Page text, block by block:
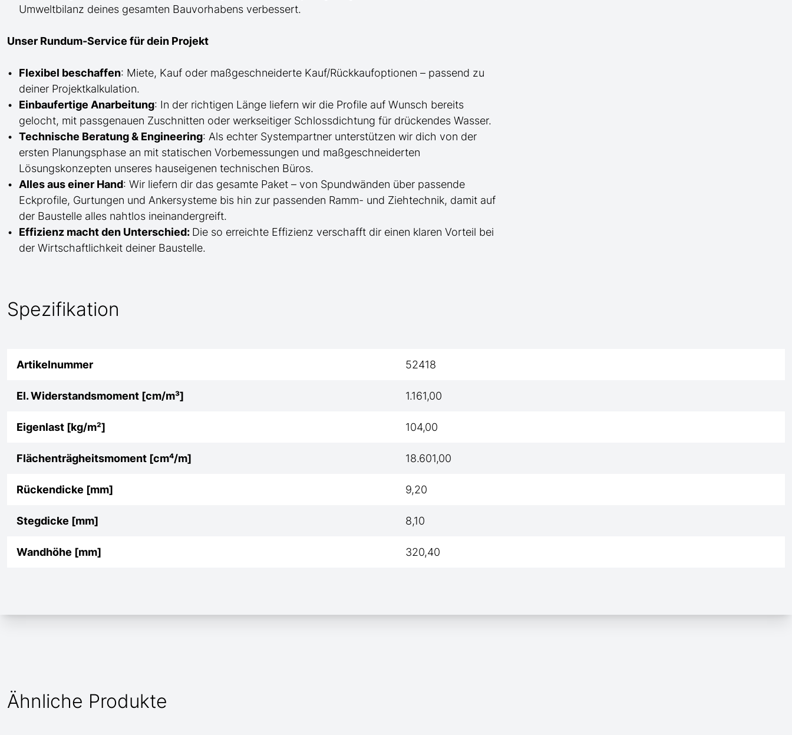
Umweltbilanz deines gesamten Bauvorhabens verbessert.
Unser Rundum-Service für dein Projekt
Flexibel beschaffen: Miete, Kauf oder maßgeschneiderte Kauf/Rückkaufoptionen – passend zu
deiner Projektkalkulation.
Einbaufertige Anarbeitung: In der richtigen Länge liefern wir die Profile auf Wunsch bereits
gelocht, mit passgenauen Zuschnitten oder werkseitiger Schlossdichtung für drückendes Wasser.
Technische Beratung & Engineering: Als echter Systempartner unterstützen wir dich von der
ersten Planungsphase an mit statischen Vorbemessungen und maßgeschneiderten
Lösungskonzepten unseres hauseigenen technischen Büros.
Alles aus einer Hand: Wir liefern dir das gesamte Paket – von Spundwänden über passende
Eckprofile, Gurtungen und Ankersysteme bis hin zur passenden Ramm- und Ziehtechnik, damit auf
der Baustelle alles nahtlos ineinandergreift.
Effizienz macht den Unterschied: Die so erreichte Effizienz verschafft dir einen klaren Vorteil bei
der Wirtschaftlichkeit deiner Baustelle.
Spezifikation
Artikelnummer 52418
El. Widerstandsmoment [cm/m³] 1.161,00
Eigenlast [kg/m²] 104,00
Flächenträgheitsmoment [cm⁴/m] 18.601,00
Rückendicke [mm] 9,20
Stegdicke [mm] 8,10
Wandhöhe [mm] 320,40
Ähnliche Produkte